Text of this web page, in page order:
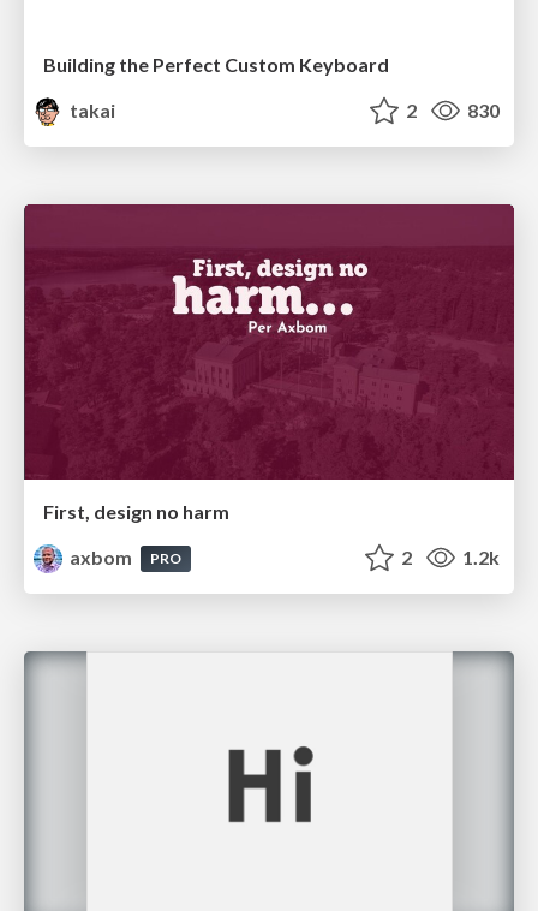
Building the Perfect Custom Keyboard
takai
2 830
First, design no harm
axbom
PRO 2 1.2k